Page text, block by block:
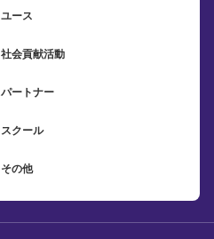
ユース
社会貢献活動
パートナー
スクール
その他